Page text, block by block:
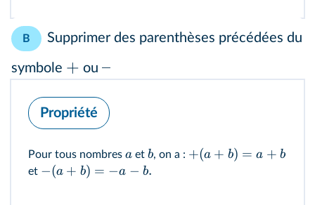
B Supprimer des parenthèses précédées du
symbole + ou –
Propriété
Pour tous nombres a et b, on a : +(a + b) = a + b
et −(a + b) = −a − b.